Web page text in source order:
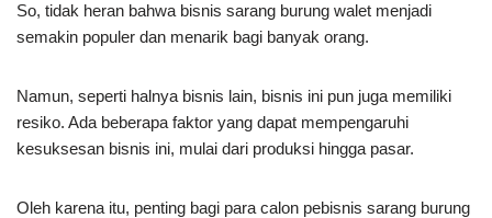
So, tidak heran bahwa bisnis sarang burung walet menjadi
semakin populer dan menarik bagi banyak orang.
Namun, seperti halnya bisnis lain, bisnis ini pun juga memiliki
resiko. Ada beberapa faktor yang dapat mempengaruhi
kesuksesan bisnis ini, mulai dari produksi hingga pasar.
Oleh karena itu, penting bagi para calon pebisnis sarang burung